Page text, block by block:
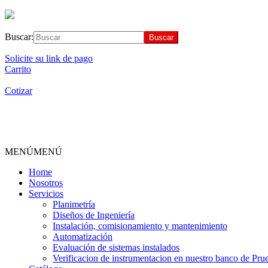
Buscar:
Solicite su link de pago
Carrito
Cotizar
MENÚMENÚ
Home
Nosotros
Servicios
Planimetría
Diseños de Ingeniería
Instalación, comisionamiento y mantenimiento
Automatización
Evaluación de sistemas instalados
Verificacion de instrumentacion en nuestro banco de